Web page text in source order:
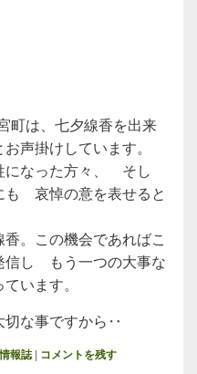
町は、七夕線香を出来
声掛けしています。
になった方々、 そし
哀悼の意を表せると
。この機会であればこ
信し もう一つの大事な
います。
な事ですから‥
報誌 コメントを残す